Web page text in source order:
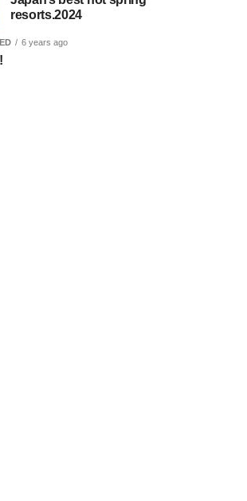
resorts.2024
6 years ago